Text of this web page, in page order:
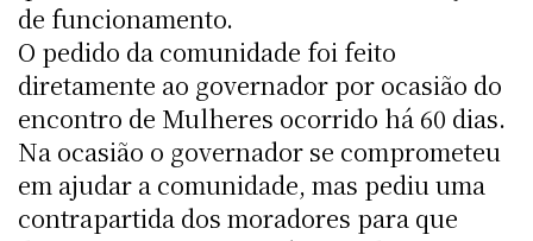
de funcionamento.
O pedido da comunidade foi feito
diretamente ao governador por ocasião do
encontro de Mulheres ocorrido há 60 dias.
Na ocasião o governador se comprometeu
em ajudar a comunidade, mas pediu uma
contrapartida dos moradores para que